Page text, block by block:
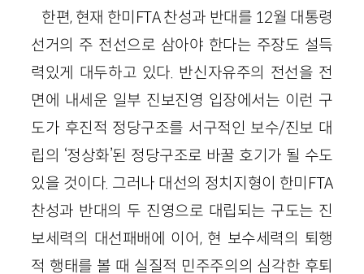
한편, 현재 한미FTA 찬성과 반대를 12월 대통령
선거의 주 전선으로 삼아야 한다는 주장도 설득
력있게 대두하고 있다. 반신자유주의 전선을 전
면에 내세운 일부 진보진영 입장에서는 이런 구
도가 후진적 정당구조를 서구적인 보수/진보 대
립의 ‘정상화’된 정당구조로 바꿀 호기가 될 수도
있을 것이다. 그러나 대선의 정치지형이 한미FTA
찬성과 반대의 두 진영으로 대립되는 구도는 진
보세력의 대선패배에 이어, 현 보수세력의 퇴행
적 행태를 볼 때 실질적 민주주의의 심각한 후퇴